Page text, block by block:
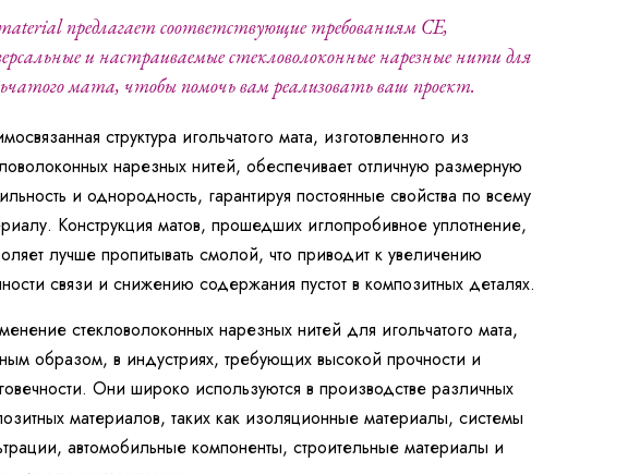
предлагает соответствующие требованиям CE,
и настраиваемые стекловолоконные нарезные нити для
мата, чтобы помочь вам реализовать ваш проект.
структура игольчатого мата, изготовленного из
нарезных нитей, обеспечивает отличную размерную
и однородность, гарантируя постоянные свойства по всему
Конструкция матов, прошедших иглопробивное уплотнение,
лучше пропитывать смолой, что приводит к увеличению
связи и снижению содержания пустот в композитных деталях.
стекловолоконных нарезных нитей для игольчатого мата,
образом, в индустриях, требующих высокой прочности и
Они широко используются в производстве различных
материалов, таких как изоляционные материалы, системы
автомобильные компоненты, строительные материалы и